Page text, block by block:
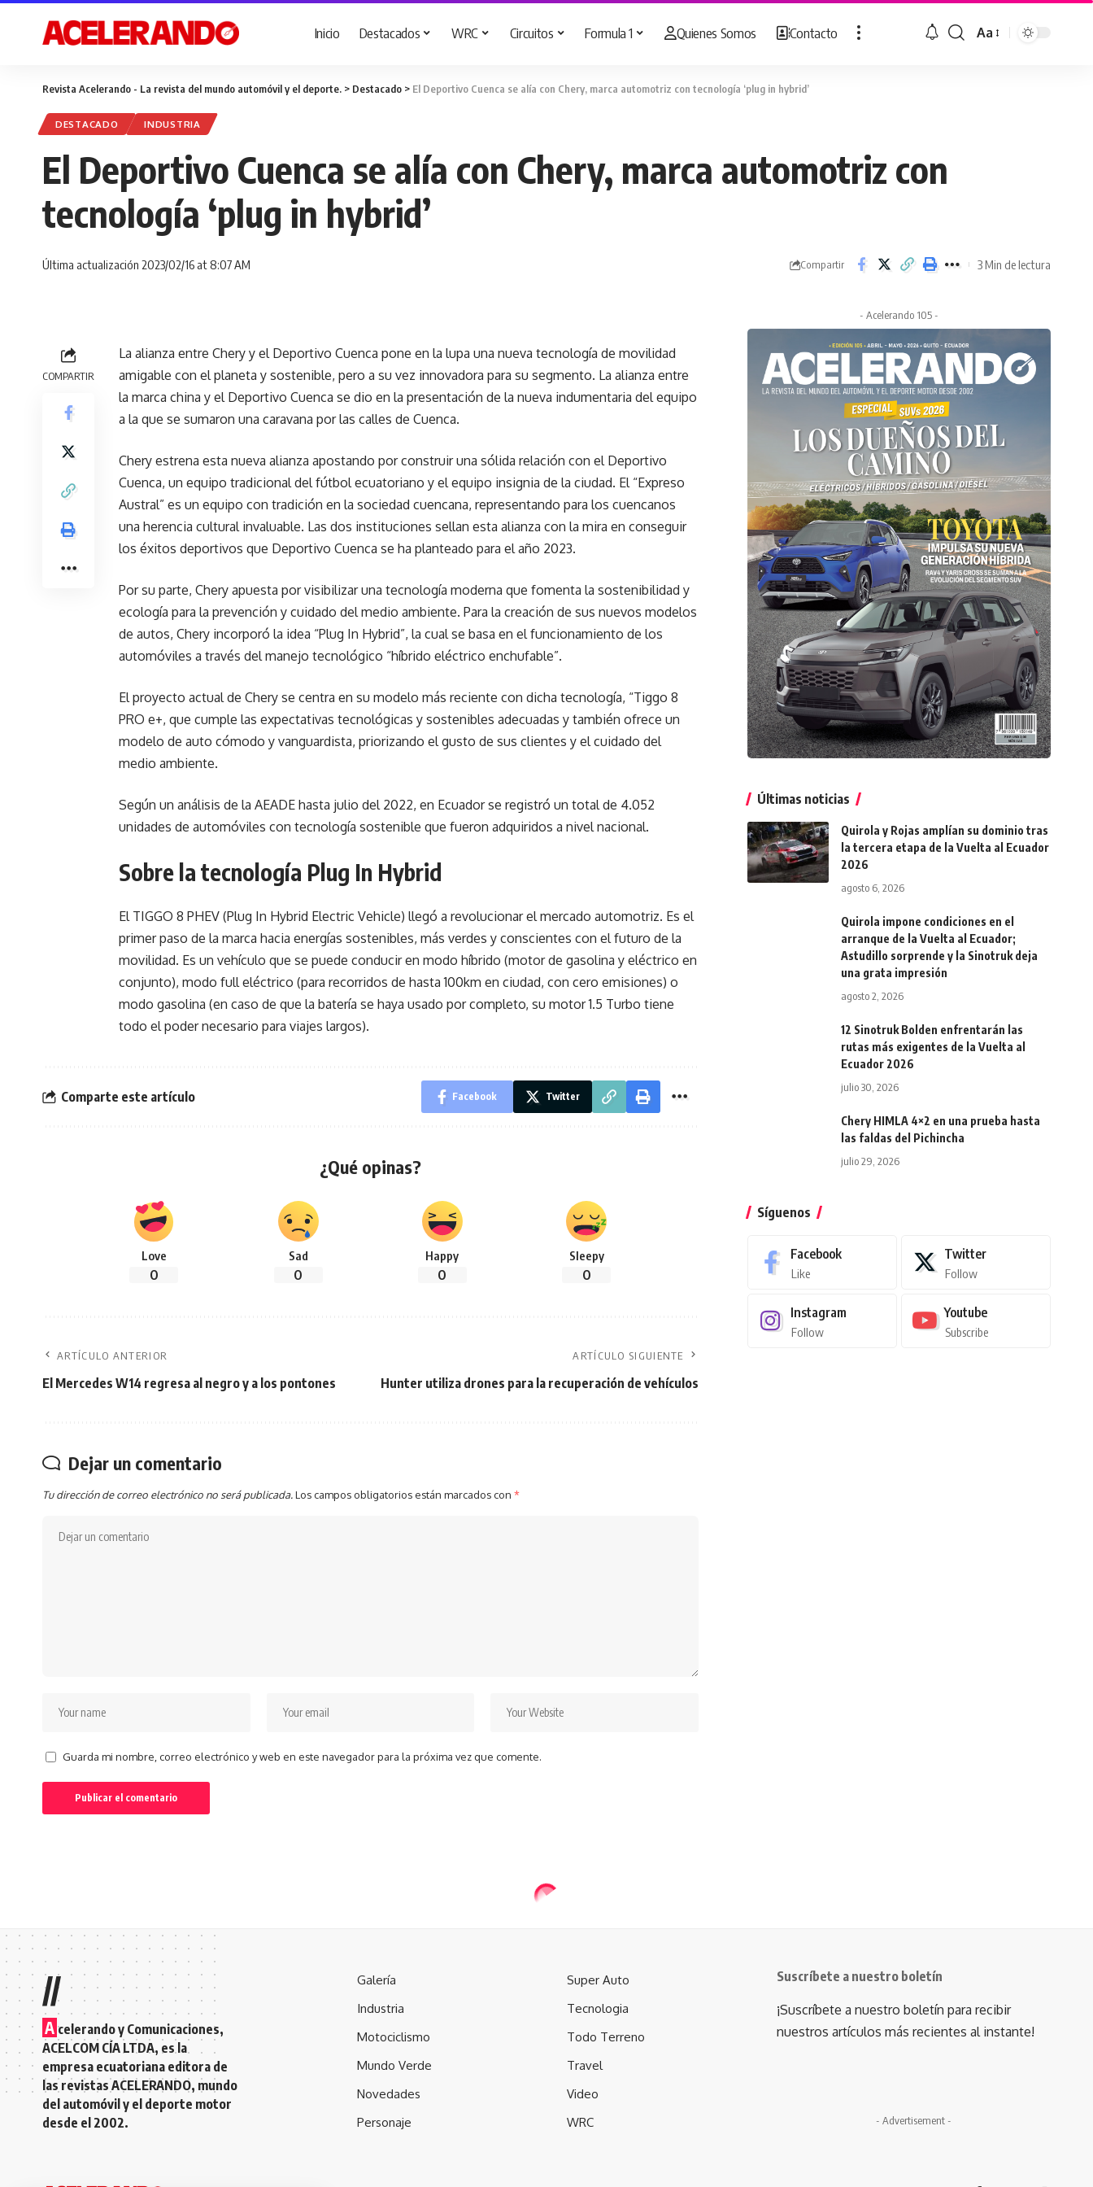
Inicio Destacados WRC Circuitos Formula 1 Quienes Somos Contacto
Cambiar
Aa
Revista Acelerando - La revista del mundo automóvil y el deporte. > Destacado > El Deportivo Cuenca se alía con Chery, marca automotriz con tecnología ‘plug in hybrid’
DESTACADO INDUSTRIA
El Deportivo Cuenca se alía con Chery, marca automotriz con
tecnología ‘plug in hybrid’
Última actualización 2023/02/16 at 8:07 AM Compartir 3 Min de lectura
COMPARTIR
La alianza entre Chery y el Deportivo Cuenca pone en la lupa una nueva tecnología de movilidad
amigable con el planeta y sostenible, pero a su vez innovadora para su segmento. La alianza entre
la marca china y el Deportivo Cuenca se dio en la presentación de la nueva indumentaria del equipo
a la que se sumaron una caravana por las calles de Cuenca.
Chery estrena esta nueva alianza apostando por construir una sólida relación con el Deportivo
Cuenca, un equipo tradicional del fútbol ecuatoriano y el equipo insignia de la ciudad. El “Expreso
Austral” es un equipo con tradición en la sociedad cuencana, representando para los cuencanos
una herencia cultural invaluable. Las dos instituciones sellan esta alianza con la mira en conseguir
los éxitos deportivos que Deportivo Cuenca se ha planteado para el año 2023.
Por su parte, Chery apuesta por visibilizar una tecnología moderna que fomenta la sostenibilidad y
ecología para la prevención y cuidado del medio ambiente. Para la creación de sus nuevos modelos
de autos, Chery incorporó la idea “Plug In Hybrid”, la cual se basa en el funcionamiento de los
automóviles a través del manejo tecnológico “híbrido eléctrico enchufable”.
El proyecto actual de Chery se centra en su modelo más reciente con dicha tecnología, “Tiggo 8
PRO e+, que cumple las expectativas tecnológicas y sostenibles adecuadas y también ofrece un
modelo de auto cómodo y vanguardista, priorizando el gusto de sus clientes y el cuidado del
medio ambiente.
Según un análisis de la AEADE hasta julio del 2022, en Ecuador se registró un total de 4.052
unidades de automóviles con tecnología sostenible que fueron adquiridos a nivel nacional.
Sobre la tecnología Plug In Hybrid
El TIGGO 8 PHEV (Plug In Hybrid Electric Vehicle) llegó a revolucionar el mercado automotriz. Es el
primer paso de la marca hacia energías sostenibles, más verdes y conscientes con el futuro de la
movilidad. Es un vehículo que se puede conducir en modo híbrido (motor de gasolina y eléctrico en
conjunto), modo full eléctrico (para recorridos de hasta 100km en ciudad, con cero emisiones) o
modo gasolina (en caso de que la batería se haya usado por completo, su motor 1.5 Turbo tiene
todo el poder necesario para viajes largos).
Comparte este artículo Facebook Twitter
¿Qué opinas?
Love
0
Sad
0
Happy
0
Sleepy
0
ARTÍCULO ANTERIOR
El Mercedes W14 regresa al negro y a los pontones
ARTÍCULO SIGUIENTE
Hunter utiliza drones para la recuperación de vehículos
Dejar un comentario
Tu dirección de correo electrónico no será publicada.Los campos obligatorios están marcados con *
Guarda mi nombre, correo electrónico y web en este navegador para la próxima vez que comente.
- Acelerando 105 -
Últimas noticias
Quirola y Rojas amplían su dominio tras
la tercera etapa de la Vuelta al Ecuador
2026
agosto 6, 2026
Quirola impone condiciones en el
arranque de la Vuelta al Ecuador;
Astudillo sorprende y la Sinotruk deja
una grata impresión
agosto 2, 2026
12 Sinotruk Bolden enfrentarán las
rutas más exigentes de la Vuelta al
Ecuador 2026
julio 30, 2026
Chery HIMLA 4×2 en una prueba hasta
las faldas del Pichincha
julio 29, 2026
Síguenos
Facebook
Like
Twitter
Follow
Instagram
Follow
Youtube
Subscribe
//
A celerando y Comunicaciones,
ACELCOM CÍA LTDA, es la
empresa ecuatoriana editora de
las revistas ACELERANDO, mundo
del automóvil y el deporte motor
desde el 2002.
Galería
Industria
Motociclismo
Mundo Verde
Novedades
Personaje
Super Auto
Tecnologia
Todo Terreno
Travel
Video
WRC
Suscríbete a nuestro boletín
¡Suscríbete a nuestro boletín para recibir
nuestros artículos más recientes al instante!
- Advertisement -